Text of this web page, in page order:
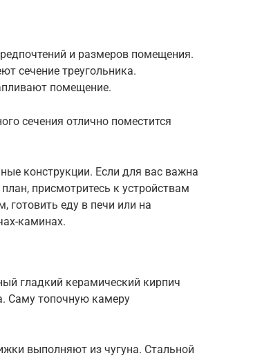
и размеров помещения.
сечение треугольника.
помещение.
сечения отлично поместится
конструкции. Если для вас важна
присмотритесь к устройствам
готовить еду в печи или на
каминах.
гладкий керамический кирпич
Саму топочную камеру
выполняют из чугуна. Стальной